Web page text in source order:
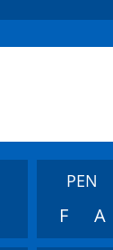
PEN
F A